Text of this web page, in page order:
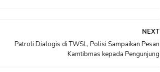
NEXT
Patroli Dialogis di TWSL, Polisi Sampaikan Pesan
Kamtibmas kepada Pengunjung